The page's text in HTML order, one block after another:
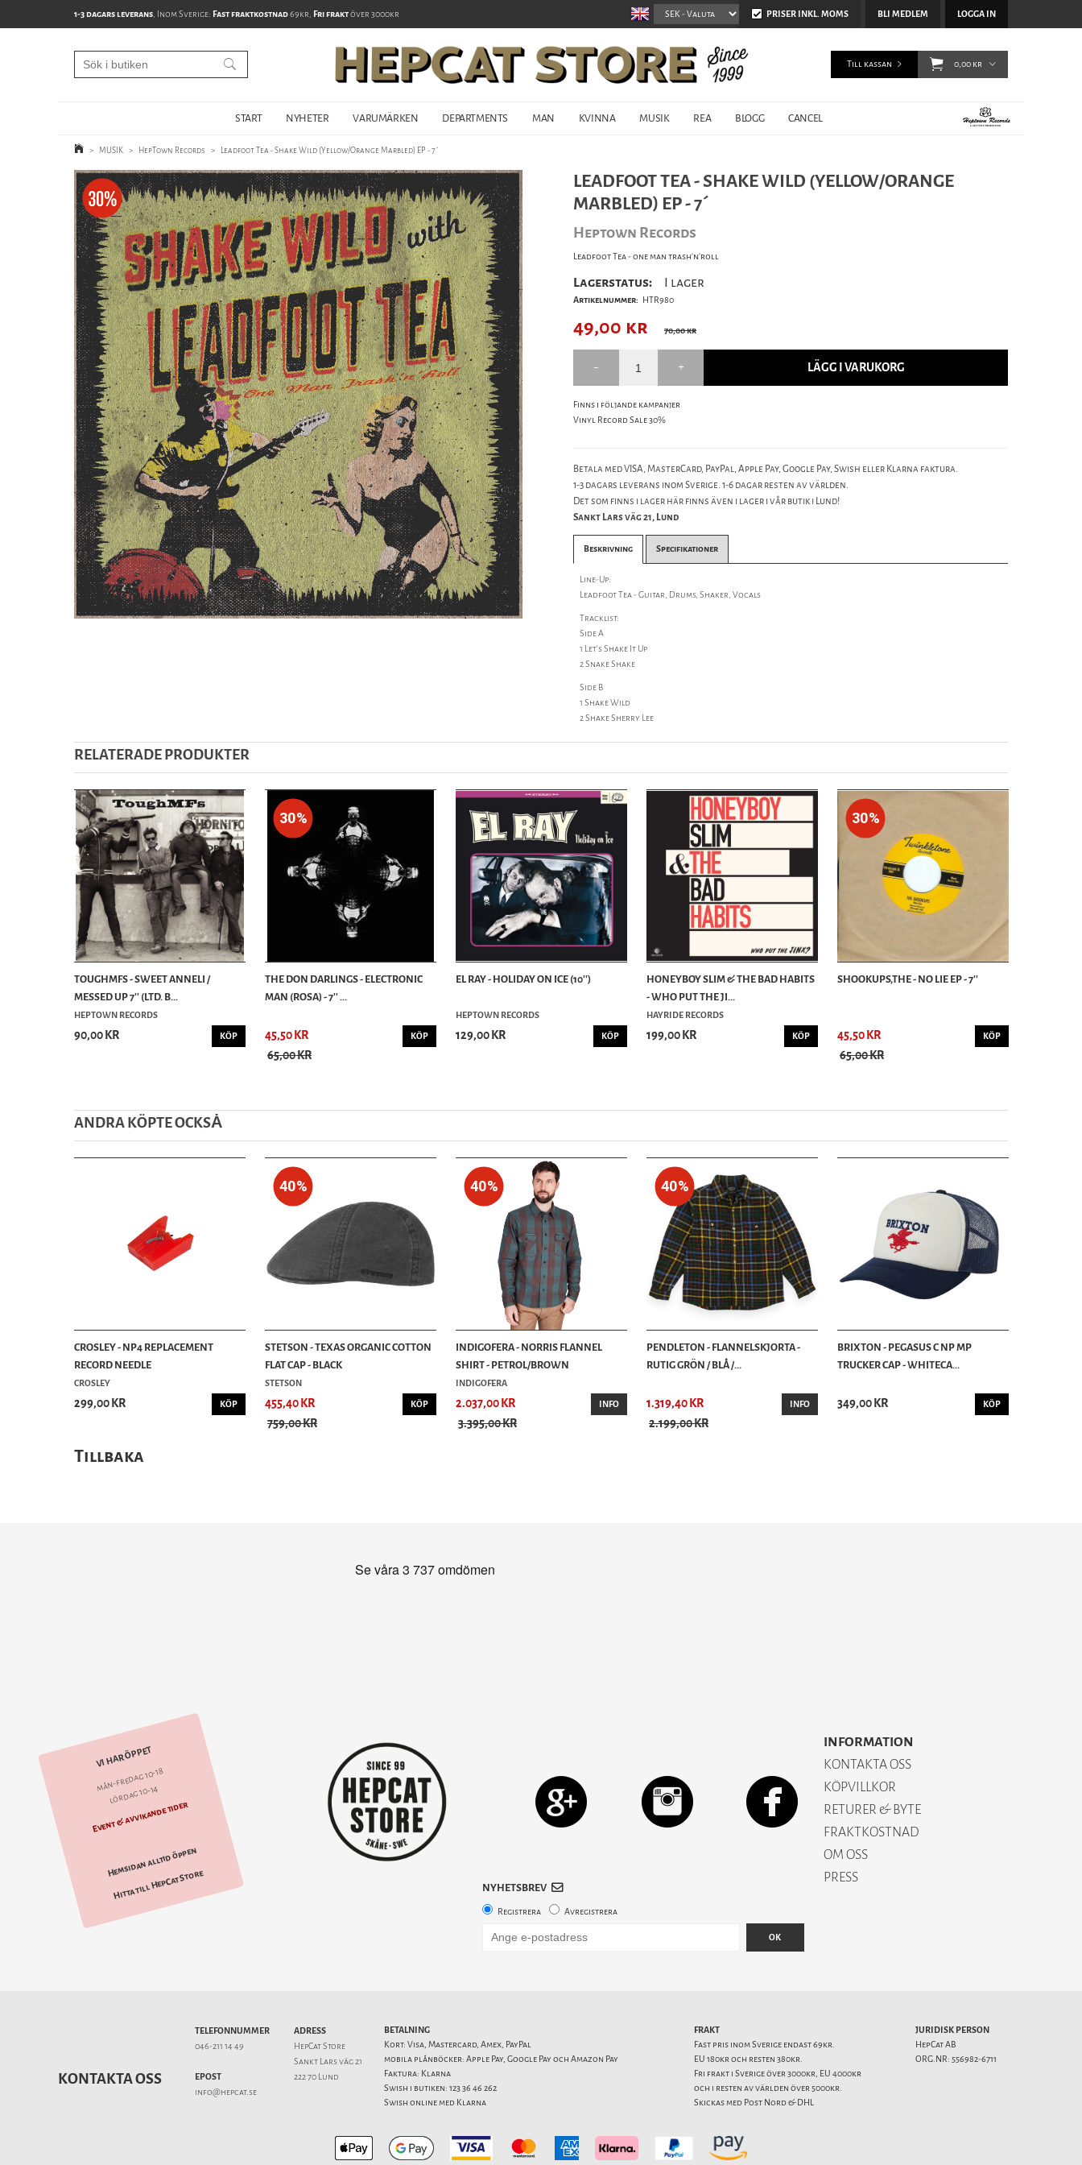
1-3 dagars leverans, Inom Sverige: Fast fraktkostnad69kr, Fri fraktöver 3000kr BLI MEDLEM LOGGA IN
PRISER INKL. MOMS
START NYHETER VARUMÄRKEN DEPARTMENTS MAN KVINNA MUSIK REA BLOGG CANCEL
Till kassan 0,00 kr
> MUSIK > HepTown Records > Leadfoot Tea - Shake Wild (Yellow/Orange Marbled) EP - 7´
LEADFOOT TEA - SHAKE WILD (YELLOW/ORANGE
MARBLED) EP - 7´
Heptown Records
Leadfoot Tea - one man trash'n'roll
Lagerstatus: I lager
Artikelnummer: HTR980
49,00 kr 70,00 kr
LÄGG I VARUKORG
Finns i följande kampanjer
Vinyl Record Sale 30%
Betala med VISA, MasterCard, PayPal, Apple Pay, Google Pay, Swish eller Klarna faktura.
1-3 dagars leverans inom Sverige. 1-6 dagar resten av världen.
Det som finns i lager här finns även i lager i vår butik i Lund!
Sankt Lars väg 21, Lund
Beskrivning Specifikationer
Line-Up:
Leadfoot Tea - Guitar, Drums, Shaker, Vocals
Tracklist:
Side A
1 Let's Shake It Up
2 Snake Shake
Side B
1 Shake Wild
2 Shake Sherry Lee
RELATERADE PRODUKTER
TOUGHMFS - SWEET ANNELI /
MESSED UP 7'' (LTD. B...
HEPTOWN RECORDS
90,00 KR KÖP
30%
THE DON DARLINGS - ELECTRONIC
MAN (ROSA) - 7'' ...
45,50 KR
65,00 KR
KÖP
EL RAY - HOLIDAY ON ICE (10'')
HEPTOWN RECORDS
129,00 KR KÖP
HONEYBOY SLIM & THE BAD HABITS
- WHO PUT THE JI...
HAYRIDE RECORDS
199,00 KR KÖP
30%
SHOOKUPS,THE - NO LIE EP - 7''
45,50 KR
65,00 KR
KÖP
ANDRA KÖPTE OCKSȦ
CROSLEY - NP4 REPLACEMENT
RECORD NEEDLE
CROSLEY
299,00 KR KÖP
40%
STETSON - TEXAS ORGANIC COTTON
FLAT CAP - BLACK
STETSON
455,40 KR
759,00 KR
KÖP
40%
INDIGOFERA - NORRIS FLANNEL
SHIRT - PETROL/BROWN
INDIGOFERA
2.037,00 KR
3.395,00 KR
INFO
40%
PENDLETON - FLANNELSKJORTA -
RUTIG GRÖN / BLÅ /...
1.319,40 KR
2.199,00 KR
INFO
BRIXTON - PEGASUS C NP MP
TRUCKER CAP - WHITECA...
349,00 KR KÖP
Tillbaka
VI HAR ÖPPET
mån-fredag 10-18
lördag 10-14
Event & avvikande tider
Hemsidan alltid öppen
Hitta till HepCat Store
INFORMATION
KONTAKTA OSS
KÖPVILLKOR
RETURER & BYTE
FRAKTKOSTNAD
OM OSS
PRESS
NYHETSBREV
Registrera Avregistrera
OK
KONTAKTA OSS
TELEFONNUMMER
046-211 14 49
EPOST
info@hepcat.se
ADRESS
HepCat Store
Sankt Lars väg 21
222 70 Lund
BETALNING
Kort: Visa, Mastercard, Amex, PayPal
mobila plånböcker: Apple Pay, Google Pay och Amazon Pay
Faktura: Klarna
Swish i butiken: 123 36 46 262
Swish online med Klarna
FRAKT
Fast pris inom Sverige endast 69kr.
EU 180kr och resten 380kr.
Fri frakt i Sverige över 3000kr, EU 4000kr
och i resten av världen över 5000kr.
Skickas med Post Nord & DHL
JURIDISK PERSON
HepCat AB
ORG.NR: 556982-6711